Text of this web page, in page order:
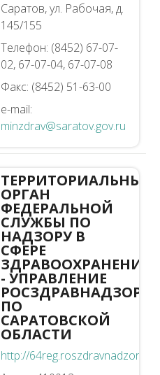
Саратов, ул. Рабочая, д.
145/155
Телефон: (8452) 67-07-
02, 67-07-04, 67-07-08
Факс: (8452) 51-63-00
e-mail:
minzdrav@saratov.gov.ru
ТЕРРИТОРИАЛЬНЫЙ
ОРГАН
ФЕДЕРАЛЬНОЙ
СЛУЖБЫ ПО
НАДЗОРУ В
СФЕРЕ
ЗДРАВООХРАНЕНИЯ
- УПРАВЛЕНИЕ
РОСЗДРАВНАДЗОРА
ПО
САРАТОВСКОЙ
ОБЛАСТИ
http://64reg.roszdravnadzor.ru